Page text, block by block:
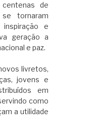
de
tornaram
e
geração a
e paz.
livretos,
jovens e
em
como
a utilidade